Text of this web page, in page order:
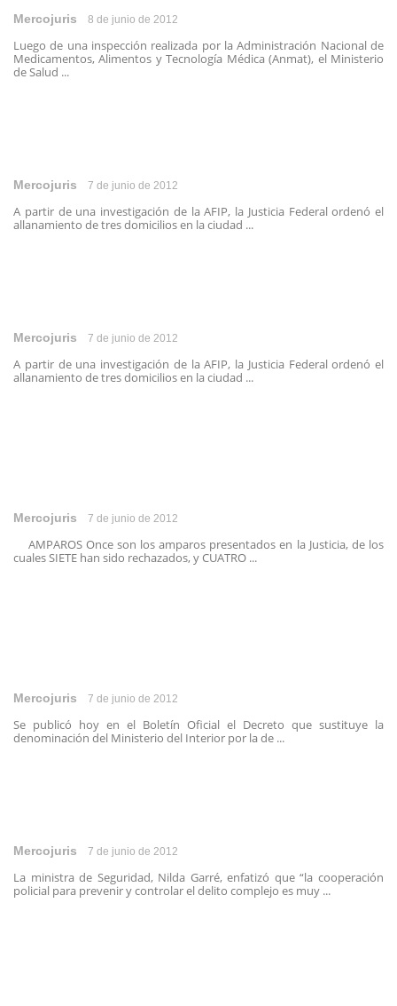
Mercojuris 8 de junio de 2012
Luego de una inspección realizada por la Administración Nacional de
Medicamentos, Alimentos y Tecnología Médica (Anmat), el Ministerio
de Salud ...
Mercojuris 7 de junio de 2012
A partir de una investigación de la AFIP, la Justicia Federal ordenó el
allanamiento de tres domicilios en la ciudad ...
Mercojuris 7 de junio de 2012
A partir de una investigación de la AFIP, la Justicia Federal ordenó el
allanamiento de tres domicilios en la ciudad ...
Mercojuris 7 de junio de 2012
AMPAROS Once son los amparos presentados en la Justicia, de los
cuales SIETE han sido rechazados, y CUATRO ...
Mercojuris 7 de junio de 2012
Se publicó hoy en el Boletín Oficial el Decreto que sustituye la
denominación del Ministerio del Interior por la de ...
Mercojuris 7 de junio de 2012
La ministra de Seguridad, Nilda Garré, enfatizó que “la cooperación
policial para prevenir y controlar el delito complejo es muy ...